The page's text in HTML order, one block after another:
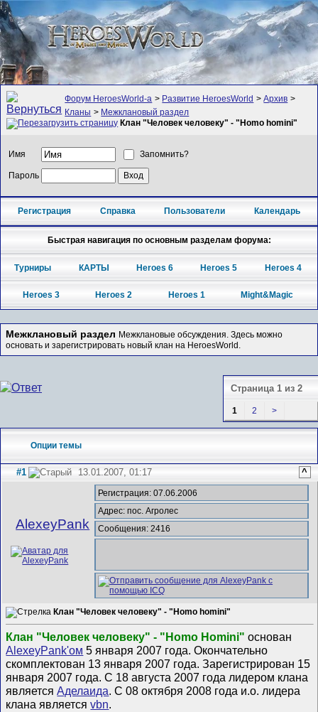
Форум HeroesWorld-а > Развитие HeroesWorld >Архив >
Кланы > Межклановый раздел
Клан "Человек человеку" - "Homo homini"
Имя Запомнить?
Пароль
Регистрация Справка Пользователи Календарь
Быстрая навигация по основным разделам форума:
Турниры КАРТЫ Heroes 6 Heroes 5 Heroes 4
Heroes 3 Heroes 2 Heroes 1 Might&Magic
Межклановый раздел Межклановые обсуждения. Здесь можно
основать и зарегистрировать новый клан на HeroesWorld.
Страница 1 из 2
1 2 >
Опции темы
#1 13.01.2007, 01:17 ^
AlexeyPank
Регистрация: 07.06.2006
Адрес: пос. Агролес
Сообщения: 2416
Клан "Человек человеку" - "Homo homini"
Клан "Человек человеку" - "Homo Homini" основан
AlexeyPank'ом 5 января 2007 года. Окончательно
скомплектован 13 января 2007 года. Зарегистрирован 15
января 2007 года. С 18 августа 2007 года лидером клана
являетсяАделаида. С 08 октября 2008 года и.о. лидера
клана являетсяvbn.